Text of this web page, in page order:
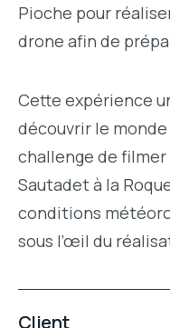
Pioche pour
drone afin de
Cette expérience
découvrir le
challenge de filmer
Sautadet à la
conditions
sous l’œil du
Client